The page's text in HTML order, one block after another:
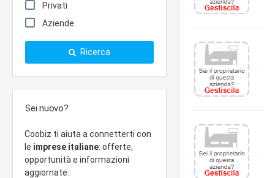
Privati
Aziende
Ricerca
Sei nuovo?
Coobiz ti aiuta a connetterti con
le imprese italiane: offerte,
opportunità e informazioni
aggiornate.